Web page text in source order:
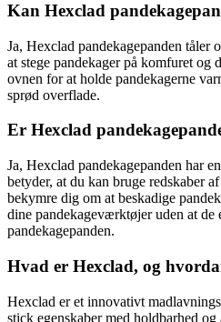
Kan Hexclad
Ja, Hexclad pandekagepanden tåler
at stege pandekager på komfuret og
ovnen for at holde pandekagerne
sprød overflade.
Er Hexclad
Ja, Hexclad pandekagepanden har
betyder, at du kan bruge redskaber
bekymre dig om at beskadige
dine pandekageværktøjer uden at
pandekagepanden.
Hvad er Hexclad, og
Hexclad er et innovativt
stick egenskaber med holdbarhed